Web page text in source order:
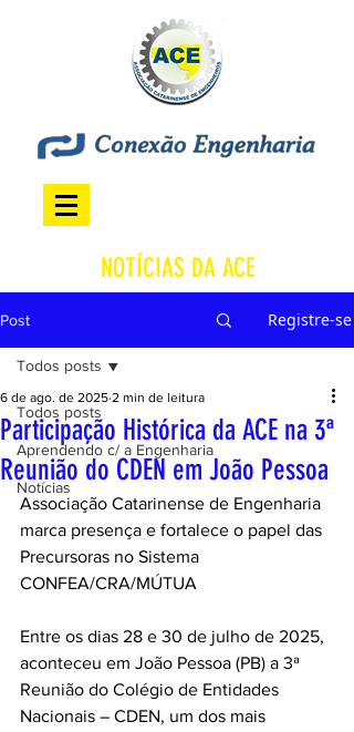
NOTÍCIAS DA ACE
Post Registre-se
Todos posts
Aprendendo c/ a Engenharia
Notícias
Todos posts
Participação Histórica da ACE na 3ª
Reunião do CDEN em João Pessoa
6 de ago. de 2025 2 min de leitura
Associação Catarinense de Engenharia
marca presença e fortalece o papel das
Precursoras no Sistema
CONFEA/CRA/MÚTUA
Entre os dias 28 e 30 de julho de 2025,
aconteceu em João Pessoa (PB) a 3ª
Reunião do Colégio de Entidades
Nacionais – CDEN, um dos mais